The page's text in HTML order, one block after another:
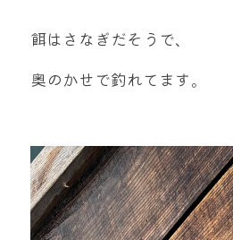
餌はさなぎだそうで、
奥のかせで釣れてます。